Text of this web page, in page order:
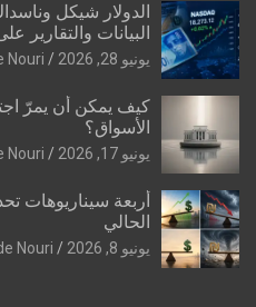
الدولار شيكل
البيانات والتقارير
يونيو 28, 2026 Nouri
كيف يمكن أن يمرّ
الأسواق؟
يونيو 17, 2026 Nouri
أربعة سيناريوهات
الحالي
يونيو 8, 2026 Nouri